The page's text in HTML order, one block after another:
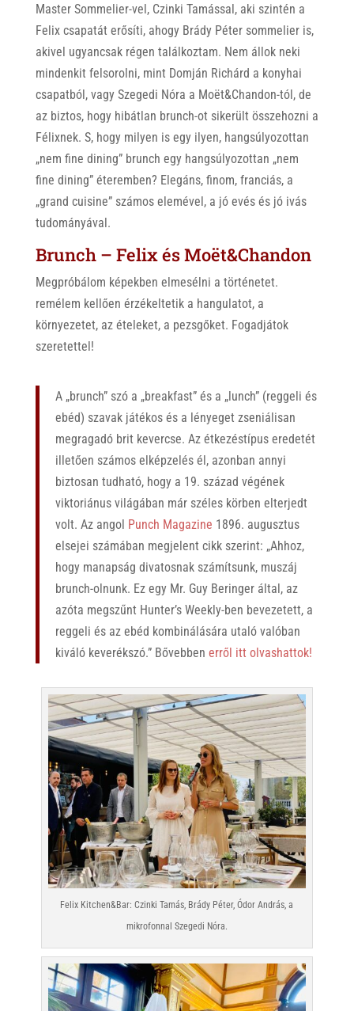
Master Sommelier-vel, Czinki Tamással, aki szintén a
Felix csapatát erősíti, ahogy Brády Péter sommelier is,
akivel ugyancsak régen találkoztam. Nem állok neki
mindenkit felsorolni, mint Domján Richárd a konyhai
csapatból, vagy Szegedi Nóra a Moët&Chandon-tól, de
az biztos, hogy hibátlan brunch-ot sikerült összehozni a
Félixnek. S, hogy milyen is egy ilyen, hangsúlyozottan
„nem fine dining” brunch egy hangsúlyozottan „nem
fine dining” éteremben? Elegáns, finom, franciás, a
„grand cuisine” számos elemével, a jó evés és jó ivás
tudományával.
Brunch – Felix és Moët&Chandon
Megpróbálom képekben elmesélni a történetet.
remélem kellően érzékeltetik a hangulatot, a
környezetet, az ételeket, a pezsgőket. Fogadjátok
szeretettel!
A „brunch” szó a „breakfast” és a „lunch” (reggeli és
ebéd) szavak játékos és a lényeget zseniálisan
megragadó brit kevercse. Az étkezéstípus eredetét
illetően számos elképzelés él, azonban annyi
biztosan tudható, hogy a 19. század végének
viktoriánus világában már széles körben elterjedt
volt. Az angol Punch Magazine 1896. augusztus
elsejei számában megjelent cikk szerint: „Ahhoz,
hogy manapság divatosnak számítsunk, muszáj
brunch-olnunk. Ez egy Mr. Guy Beringer által, az
azóta megszűnt Hunter’s Weekly-ben bevezetett, a
reggeli és az ebéd kombinálására utaló valóban
kiváló keverékszó.” Bővebben erről itt olvashattok!
Felix Kitchen&Bar: Czinki Tamás, Brády Péter, Ódor András, a
mikrofonnal Szegedi Nóra.